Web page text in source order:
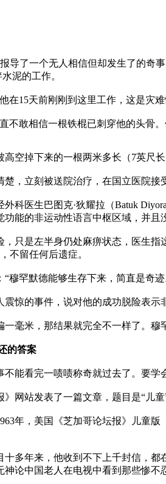
导了一个无人相信但却发生了的奇
泥的工作。
在15天前刚刚到这里工作，这是灾
不敢相信一根铁棍已刺穿他的头骨
空掉下来的一根两米多长（7英尺
，立刻被送院治疗，在国立医院接
科医生巴图克·狄耀拉（Batuk
功能的非运动性语言中枢区域，并
只是左半身仍处麻痹状态，医生
不留任何后遗症。
穆罕默德能够生存下来，简直是奇迹
惊的事件，说对他的成功脱险表示
毫米，那结果就完全不一样了。穆
的答案
能看完一啧啧称奇就过去了。要学
》网站发表了一篇文章，题目是“儿
年，美国《芝加哥论坛报》儿童
十多年来，他收到不下上千封信，
论中国老人在电视中看到那些惨